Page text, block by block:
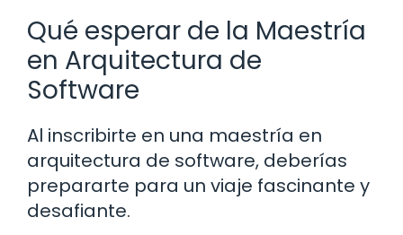
Qué esperar de la Maestría
en Arquitectura de
Software
Al inscribirte en una maestría en
arquitectura de software, deberías
prepararte para un viaje fascinante y
desafiante.